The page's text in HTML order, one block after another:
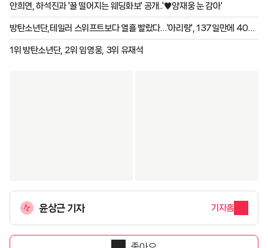
안희연, 하석진과 '꿀 떨어지는 웨딩화보' 공개..'♥양재웅 눈 감아'
방탄소년단,테일러 스위프트보다 열흘 빨랐다…'아리랑', 137일만에 40억
스트림[K-EYES]
1위 방탄소년단, 2위 임영웅, 3위 유재석
윤상근 기자 기자홈